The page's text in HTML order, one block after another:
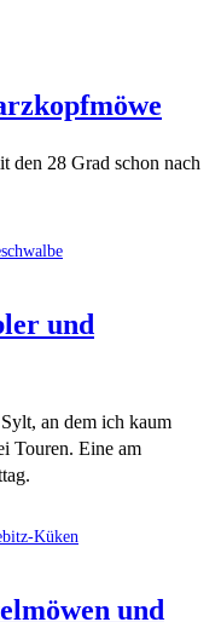
den 28 Grad schon nach
und
an dem ich kaum
Touren. Eine am
und